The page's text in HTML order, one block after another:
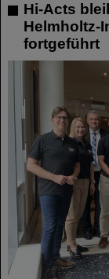
Hi-Acts
Helmholtz-
fortgeführt